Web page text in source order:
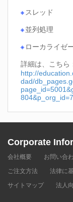
スレッド
並列処理
ローカライゼ
詳細は、こちら
http://
dad/
Corporate
会社概要 お問い合
ご注文方法
法律に
サイトマップ
法人